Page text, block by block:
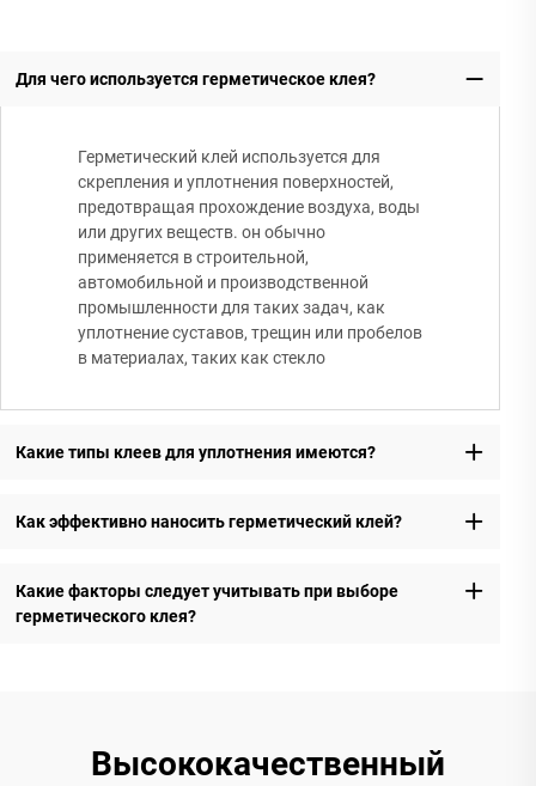
Для чего используется герметическое клея?
Герметический клей используется для
скрепления и уплотнения поверхностей,
предотвращая прохождение воздуха, воды
или других веществ. он обычно
применяется в строительной,
автомобильной и производственной
промышленности для таких задач, как
уплотнение суставов, трещин или пробелов
в материалах, таких как стекло
Какие типы клеев для уплотнения имеются?
Как эффективно наносить герметический клей?
Какие факторы следует учитывать при выборе
герметического клея?
Высококачественный